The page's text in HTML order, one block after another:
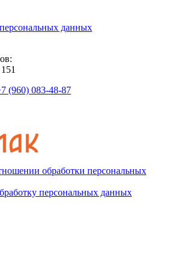
данных
(960) 083-48-87
обработки персональных
персональных данных